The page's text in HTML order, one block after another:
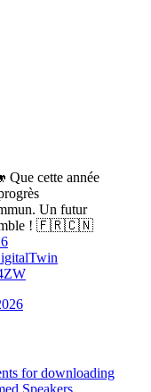
Que cette année
Un futur
! 🇫🇷🇨🇳
for downloading